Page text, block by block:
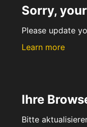
Sorry,
Please update
Learn more
Ihre
Bitte